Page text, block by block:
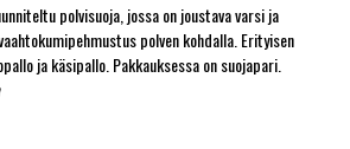
polvisuoja, jossa on joustava varsi ja
polven kohdalla. Erityisen
ja käsipallo. Pakkauksessa on suojapari.